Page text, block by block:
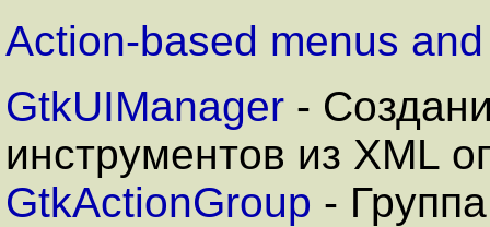
Action-based menus
GtkUIManager -
инструментов из XML
GtkActionGroup -